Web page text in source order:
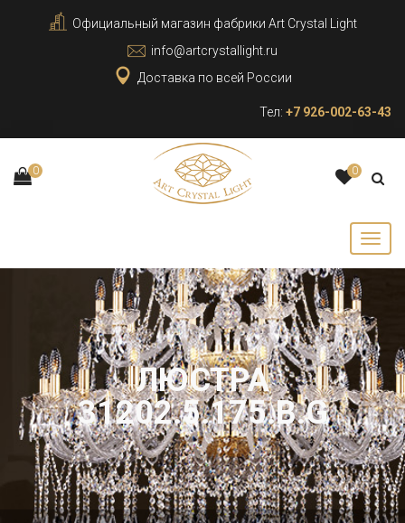
Официальный магазин фабрики Art Crystal Light
info@artcrystallight.ru
Доставка по всей России
Тел: +7 926-002-63-43
0 0
ЛЮСТРА
31202.5.175.B.G